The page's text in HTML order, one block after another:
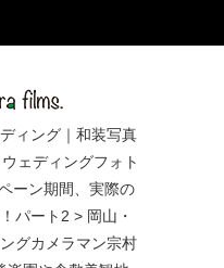
ィング｜和装写真
ウェディングフォト
ーン期間、実際の
パート2 > 岡山・
グカメラマン宗村